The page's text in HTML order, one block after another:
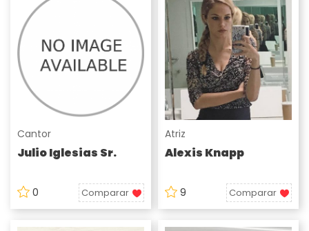
Cantor
Julio Iglesias Sr.
0 Comparar
Atriz
Alexis Knapp
9 Comparar